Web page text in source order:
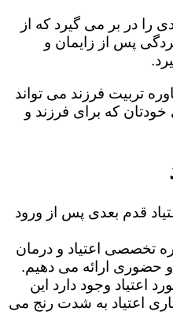
را در بر می گیرد که از
پس از زایمان و
تربیت فرزند می تواند
خودتان که برای فرزند و
قدم بعدی پس از ورود
تخصصی اعتیاد و درمان
و حضوری ارائه می دهیم.
اعتیاد وجود دارد این
اعتیاد به شدت رنج می